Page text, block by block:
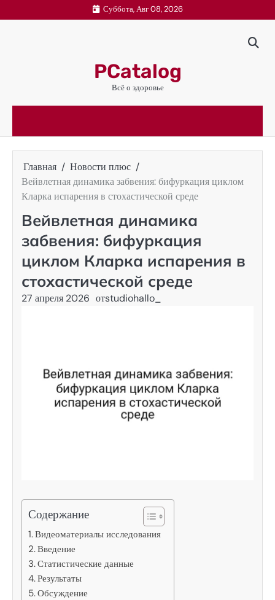
к
Суббота, Авг 08, 2026
PCatalog
Всё о здоровье
Главная
Новости плюс
Вейвлетная динамика забвения: бифуркация циклом
Кларка испарения в стохастической среде
Вейвлетная динамика
забвения: бифуркация
циклом Кларка испарения в
стохастической среде
27 апреля 2026 отstudiohallo_
Содержание
Видеоматериалы исследования
Введение
Статистические данные
Результаты
Обсуждение